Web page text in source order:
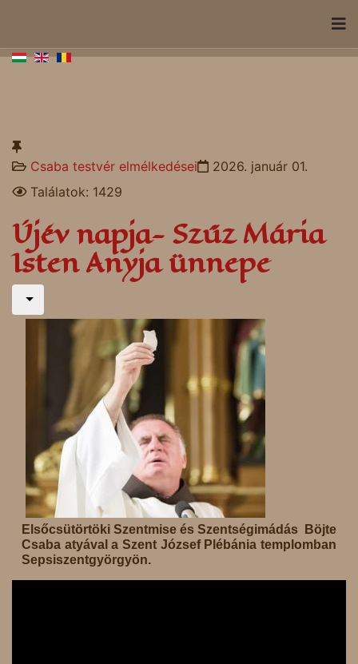
Csaba testvér elmélkedései
2026. január 01.
Találatok: 1429
Újév napja- Szűz Mária
Isten Anyja ünnepe
Elsőcsütörtöki Szentmise és Szentségimádás Böjte
Csaba atyával a Szent József Plébánia templomban
Sepsiszentgyörgyön.